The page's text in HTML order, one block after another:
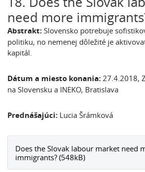
need more
Abstrakt: Slovensko potrebuje
politiku, no nemenej dôležité je
kapitál.
Dátum a miesto konania: 27.4.2018,
na Slovensku a INEKO, Bratislava
Prednášajúci: Lucia Šrámková
Does the Slovak labour market need
immigrants? (548kB)